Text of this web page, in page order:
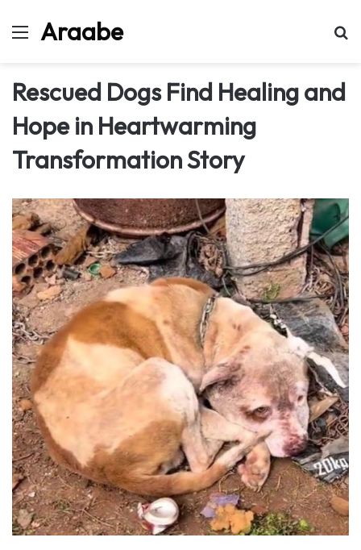
MenuAraabe
Rescued Dogs Find Healing and
Hope in Heartwarming
Transformation Story